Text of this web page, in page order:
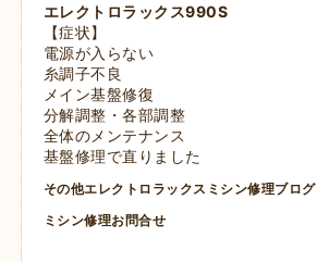
エレクトロラックス990S
【症状】
電源が入らない
糸調子不良
メイン基盤修復
分解調整・各部調整
全体のメンテナンス
基盤修理で直りました
その他エレクトロラックスミシン修理ブログ
ミシン修理お問合せ